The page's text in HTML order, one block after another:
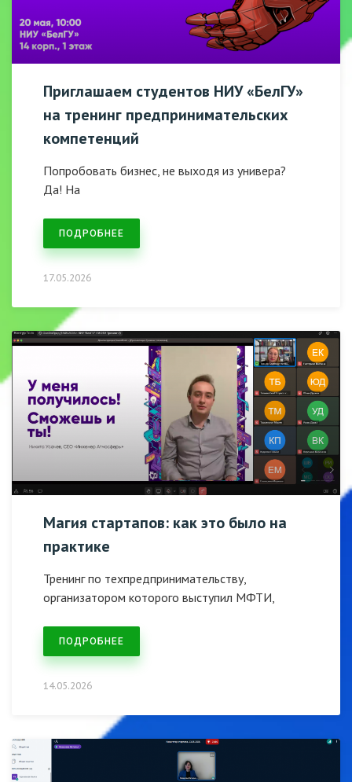
Приглашаем студентов НИУ «БелГУ»
на тренинг предпринимательских
компетенций
Попробовать бизнес, не выходя из универа?
Да! На
ПОДРОБНЕЕ
17.05.2026
Магия стартапов: как это было на
практике
Тренинг по техпредпринимательству,
организатором которого выступил МФТИ,
ПОДРОБНЕЕ
14.05.2026